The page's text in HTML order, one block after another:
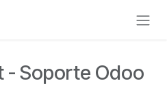
- Soporte Odoo